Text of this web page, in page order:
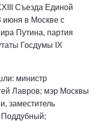
Съезда Единой
июня в Москве с
Путина, партия
Госдумы IX
министр
Лавров; мэр Москвы
заместитель
Поддубный;